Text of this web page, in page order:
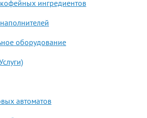
ингредиентов
оборудование
автоматов